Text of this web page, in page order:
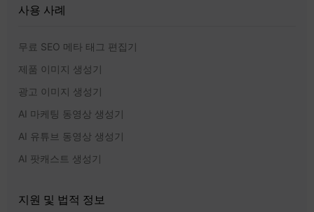
사용 사례
무료 SEO 메타 태그 편집기
제품 이미지 생성기
광고 이미지 생성기
AI 마케팅 동영상 생성기
AI 유튜브 동영상 생성기
AI 팟캐스트 생성기
지원 및 법적 정보